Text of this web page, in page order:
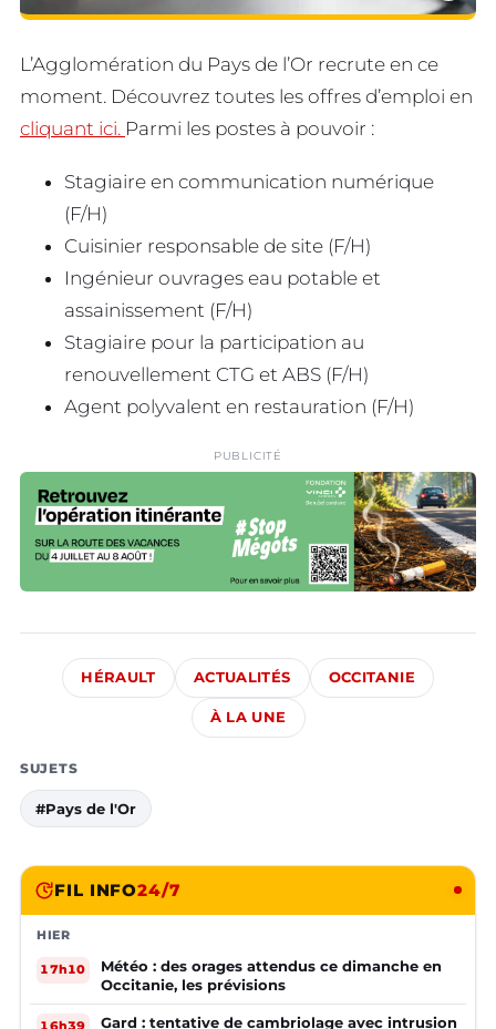
L’Agglomération du Pays de l’Or recrute en ce
moment. Découvrez toutes les offres d’emploi en
cliquant ici. Parmi les postes à pouvoir :
Stagiaire en communication numérique
(F/H)
Cuisinier responsable de site (F/H)
Ingénieur ouvrages eau potable et
assainissement (F/H)
Stagiaire pour la participation au
renouvellement CTG et ABS (F/H)
Agent polyvalent en restauration (F/H)
PUBLICITÉ
HÉRAULT ACTUALITÉS OCCITANIE
À LA UNE
SUJETS
#Pays de l'Or
FIL INFO24/7
HIER
17h10
Météo : des orages attendus ce dimanche en
Occitanie, les prévisions
Gard : tentative de cambriolage avec intrusion